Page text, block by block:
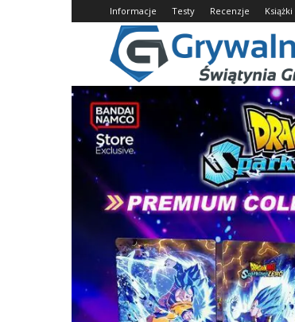
Informacje Testy Recenzje Książki